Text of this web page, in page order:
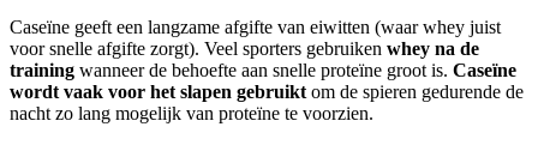
Caseïne geeft een langzame afgifte van eiwitten (waar whey juist
voor snelle afgifte zorgt). Veel sporters gebruiken whey na de
training wanneer de behoefte aan snelle proteïne groot is. Caseïne
wordt vaak voor het slapen gebruikt om de spieren gedurende de
nacht zo lang mogelijk van proteïne te voorzien.